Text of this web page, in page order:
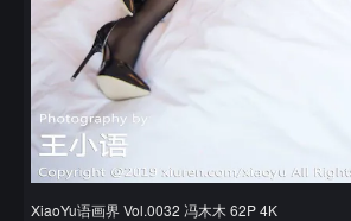
XiaoYu语画界 Vol.0032 冯木木 62P 4K